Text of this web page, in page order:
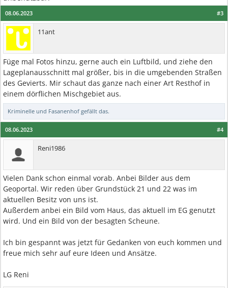
#3
08.06.2023
11ant
Füge mal Fotos hinzu, gerne auch ein Luftbild, und ziehe den
Lageplanausschnitt mal größer, bis in die umgebenden Straßen
des Gevierts. Mir schaut das ganze nach einer Art Resthof in
einem dörflichen Mischgebiet aus.
Kriminelle und Fasanenhof gefällt das.
#4
08.06.2023
Reni1986
Vielen Dank schon einmal vorab. Anbei Bilder aus dem
Geoportal. Wir reden über Grundstück 21 und 22 was im
aktuellen Besitz von uns ist.
Außerdem anbei ein Bild vom Haus, das aktuell im EG genutzt
wird. Und ein Bild von der besagten Scheune.
Ich bin gespannt was jetzt für Gedanken von euch kommen und
freue mich sehr auf eure Ideen und Ansätze.
LG Reni